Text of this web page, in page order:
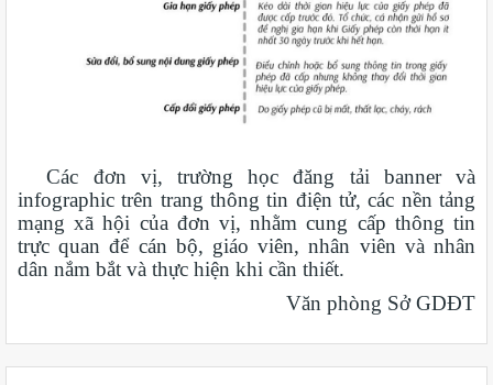
Các đơn vị, trường học đăng tải banner và
infographic trên trang thông tin điện tử, các nền tảng
mạng xã hội của đơn vị, nhằm cung cấp thông tin
trực quan để cán bộ, giáo viên, nhân viên và nhân
dân nắm bắt và thực hiện khi cần thiết.
Văn phòng Sở GDĐT